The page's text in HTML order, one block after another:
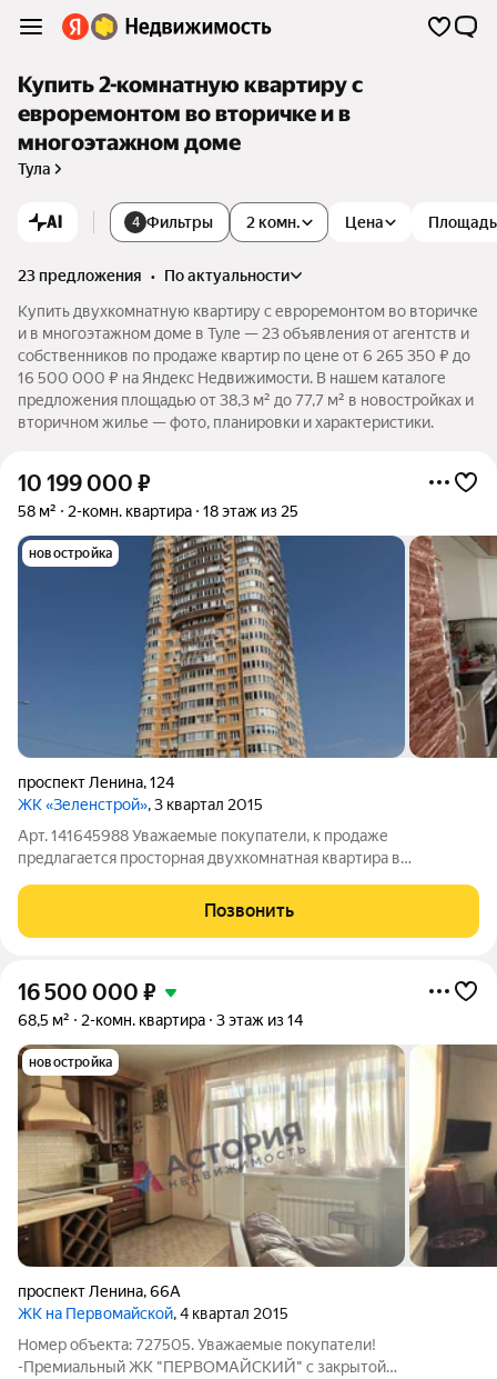
Купить 2-комнатную квартиру с
евроремонтом во вторичке и в
многоэтажном доме
Тула
AI 4 Фильтры 2 комн. Цена Площадь
23 предложения •
по актуальности
Купить двухкомнатную квартиру с евроремонтом во вторичке
и в многоэтажном доме в Туле — 23 объявления от агентств и
собственников по продаже квартир по цене от 6 265 350 ₽ до
16 500 000 ₽ на Яндекс Недвижимости. В нашем каталоге
предложения площадью от 38,3 м² до 77,7 м² в новостройках и
вторичном жилье — фото, планировки и характеристики.
10 199 000 ₽
58 м² 2-комн. квартира 18 этаж из 25
новостройка
проспект Ленина,124
ЖК «Зеленстрой», 3 квартал 2015
Арт. 141645988 Уважаемые покупатели, к продаже
предлагается просторная двухкомнатная квартира в
"Зеленстрой", развитая инфраструктура, в нескольких минутах
ходьбы: остановка общественного транспорта,
Позвонить
16 500 000 ₽
68,5 м² 2-комн. квартира 3 этаж из 14
новостройка
проспект Ленина,66А
ЖК на Первомайской, 4 квартал 2015
Номер объекта: 727505. Уважаемые покупатели!
-Премиальный ЖК "ПЕРВОМАЙСКИЙ" с закрытой